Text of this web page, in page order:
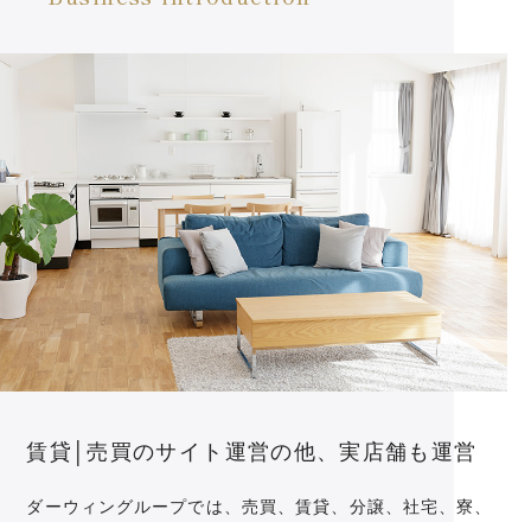
賃貸│売買のサイト運営の他、実店舗も運営
ダーウィングループでは、売買、賃貸、分譲、社宅、寮、